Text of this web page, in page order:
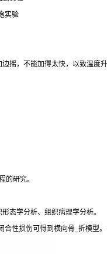
实验
摇，不能加得太快，以致温度升
的研究。
态学分析、组织病理学分析。
性损伤可得到横向骨_折模型